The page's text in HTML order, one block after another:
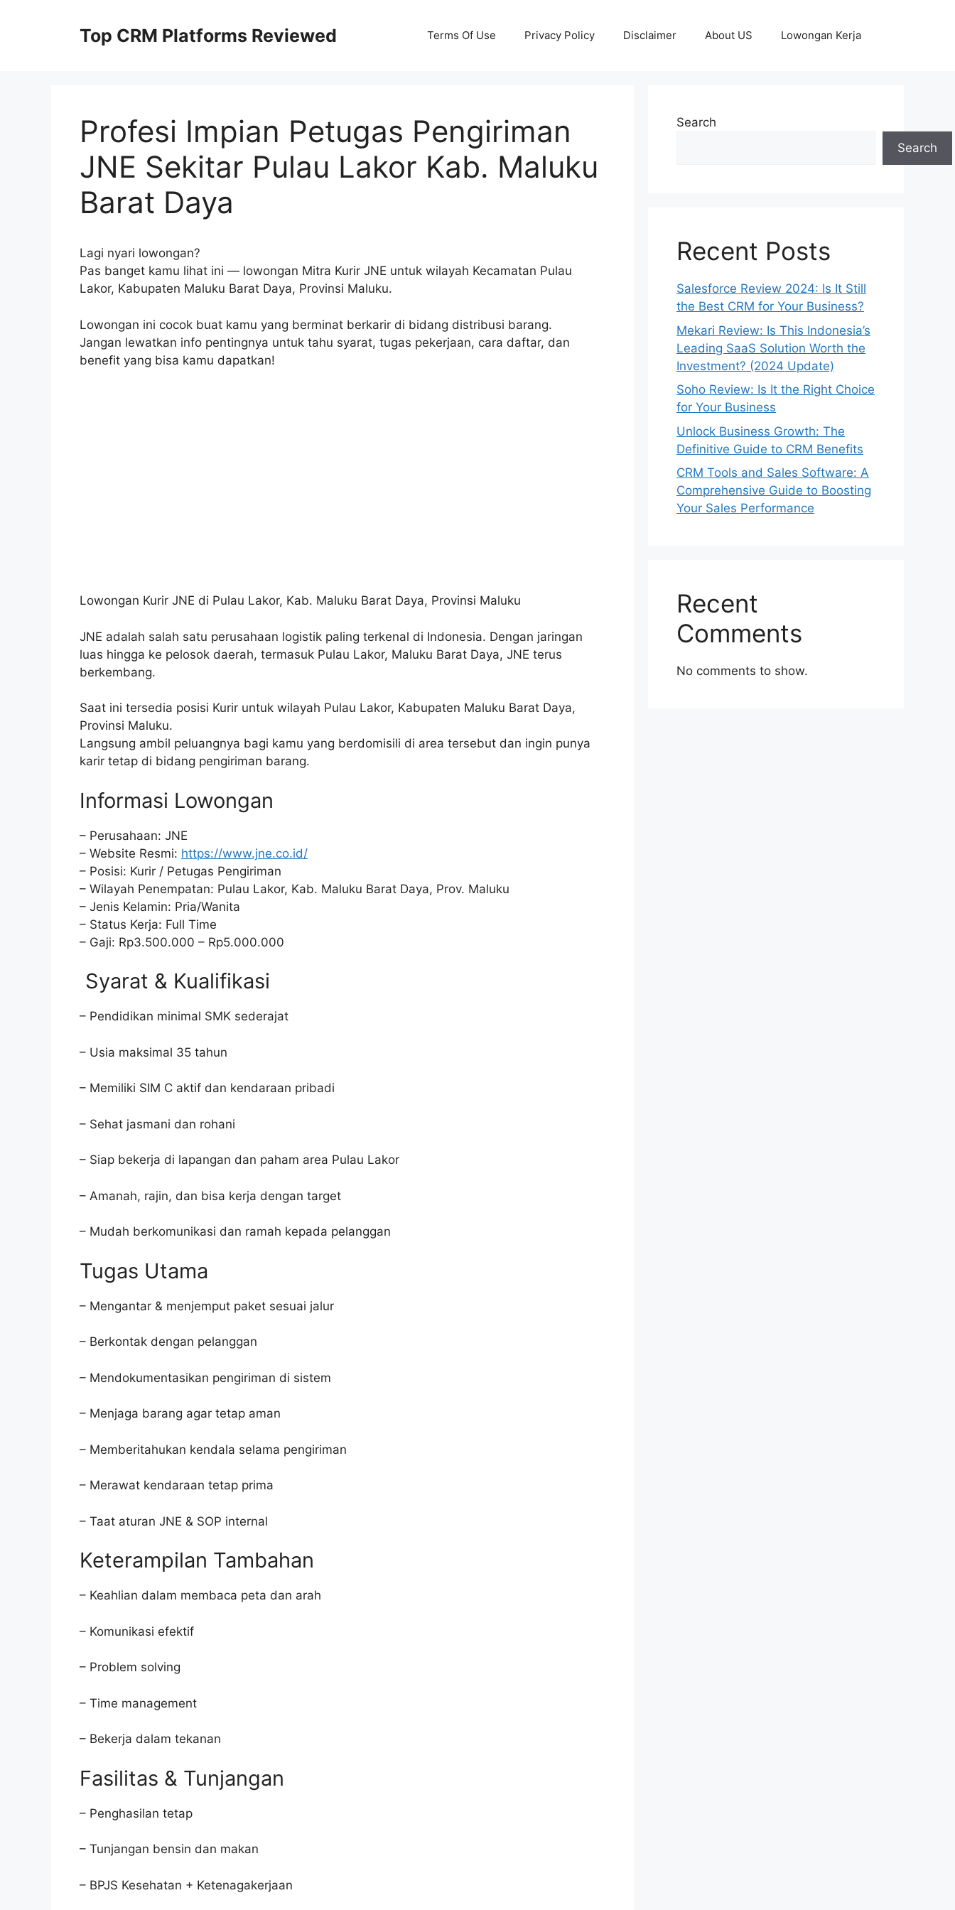
Top CRM Platforms Reviewed Terms Of Use Privacy Policy Disclaimer About US Lowongan Kerja
Profesi Impian Petugas Pengiriman
JNE Sekitar Pulau Lakor Kab. Maluku
Barat Daya
Lagi nyari lowongan?
Pas banget kamu lihat ini — lowongan Mitra Kurir JNE untuk wilayah Kecamatan Pulau
Lakor, Kabupaten Maluku Barat Daya, Provinsi Maluku.
Lowongan ini cocok buat kamu yang berminat berkarir di bidang distribusi barang.
Jangan lewatkan info pentingnya untuk tahu syarat, tugas pekerjaan, cara daftar, dan
benefit yang bisa kamu dapatkan!
Lowongan Kurir JNE di Pulau Lakor, Kab. Maluku Barat Daya, Provinsi Maluku
JNE adalah salah satu perusahaan logistik paling terkenal di Indonesia. Dengan jaringan
luas hingga ke pelosok daerah, termasuk Pulau Lakor, Maluku Barat Daya, JNE terus
berkembang.
Saat ini tersedia posisi Kurir untuk wilayah Pulau Lakor, Kabupaten Maluku Barat Daya,
Provinsi Maluku.
Langsung ambil peluangnya bagi kamu yang berdomisili di area tersebut dan ingin punya
karir tetap di bidang pengiriman barang.
Informasi Lowongan
– Perusahaan: JNE
– Website Resmi: https://www.jne.co.id/
– Posisi: Kurir / Petugas Pengiriman
– Wilayah Penempatan: Pulau Lakor, Kab. Maluku Barat Daya, Prov. Maluku
– Jenis Kelamin: Pria/Wanita
– Status Kerja: Full Time
– Gaji: Rp3.500.000 – Rp5.000.000
Syarat & Kualifikasi
– Pendidikan minimal SMK sederajat
– Usia maksimal 35 tahun
– Memiliki SIM C aktif dan kendaraan pribadi
– Sehat jasmani dan rohani
– Siap bekerja di lapangan dan paham area Pulau Lakor
– Amanah, rajin, dan bisa kerja dengan target
– Mudah berkomunikasi dan ramah kepada pelanggan
Tugas Utama
– Mengantar & menjemput paket sesuai jalur
– Berkontak dengan pelanggan
– Mendokumentasikan pengiriman di sistem
– Menjaga barang agar tetap aman
– Memberitahukan kendala selama pengiriman
– Merawat kendaraan tetap prima
– Taat aturan JNE & SOP internal
Keterampilan Tambahan
– Keahlian dalam membaca peta dan arah
– Komunikasi efektif
– Problem solving
– Time management
– Bekerja dalam tekanan
Fasilitas & Tunjangan
– Penghasilan tetap
– Tunjangan bensin dan makan
– BPJS Kesehatan + Ketenagakerjaan
Search
Search
Recent Posts
Salesforce Review 2024: Is It Still
the Best CRM for Your Business?
Mekari Review: Is This Indonesia’s
Leading SaaS Solution Worth the
Investment? (2024 Update)
Soho Review: Is It the Right Choice
for Your Business
Unlock Business Growth: The
Definitive Guide to CRM Benefits
CRM Tools and Sales Software: A
Comprehensive Guide to Boosting
Your Sales Performance
Recent
Comments
No comments to show.